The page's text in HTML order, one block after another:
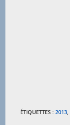
ÉTIQUETTES :2013,